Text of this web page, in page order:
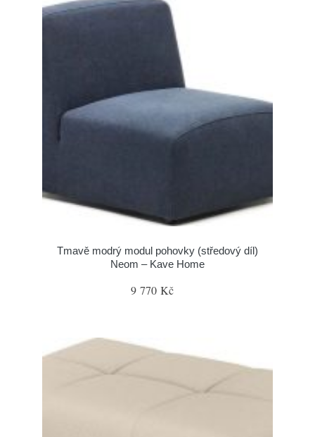
Tmavě modrý modul pohovky (středový díl)
Neom – Kave Home
9 770 Kč